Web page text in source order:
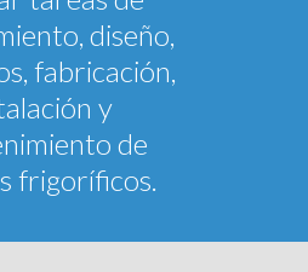
diseño,
fabricación,
y
de
frigoríficos.